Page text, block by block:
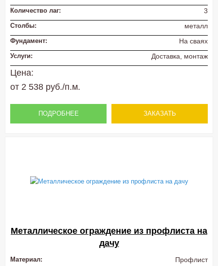
Количество лаг: 3
Столбы: металл
Фундамент: На сваях
Услуги: Доставка, монтаж
Цена:
от 2 538 руб./п.м.
ПОДРОБНЕЕ ЗАКАЗАТЬ
Металлическое ограждение из профлиста на
дачу
Материал: Профлист